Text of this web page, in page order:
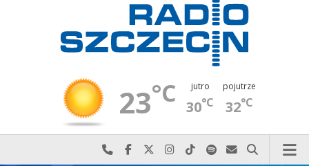
23°C jutro
30°C
pojutrze
32°C
Najlepiej po prostu do nas zadzwoń
Odwiedź nas na Facebook-u
Odwiedź nas na X
Odwiedź nas na Instagram-ie
Odwiedź nas na TikTok-u
Szukaj nas na Spotify
Wyślij do nas
Szukaj